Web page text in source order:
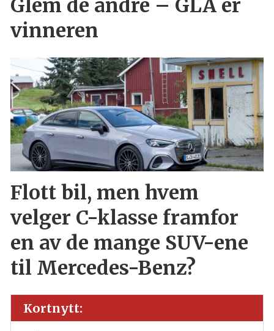
Glem de andre – GLA er
vinneren
Flott bil, men hvem
velger C-klasse framfor
en av de mange SUV-ene
til Mercedes-Benz?
Kortnytt: